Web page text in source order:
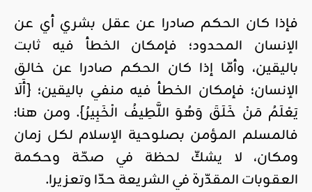
فإذا كان الحكم صادرا عن عقل بشري أي عن
الإنسان المحدود؛ فإمكان الخطأ فيه ثابت
باليقين، وأمّا إذا كان الحكم صادرا عن خالق
الإنسان؛ فإمكان الخطأ فيه منفي باليقين؛ {أَلَا
يَعْلَمُ مَنْ خَلَقَ وَهُوَ اللَّطِيفُ الْخَبِيرُ}. ومن هنا:
فالمسلم المؤمن بصلوحية الإسلام لكل زمان
ومكان، لا يشكّ لحظة في صحّة وحكمة
العقوبات المقدّرة في الشريعة حدّا وتعزيرا.